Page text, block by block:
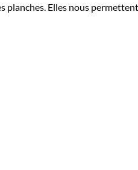
planches. Elles nous